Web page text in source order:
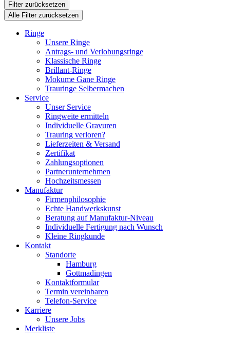
Filter zurücksetzen
Alle Filter zurücksetzen
Ringe
Unsere Ringe
Antrags- und Verlobungsringe
Klassische Ringe
Brillant-Ringe
Mokume Gane Ringe
Trauringe Selbermachen
Service
Unser Service
Ringweite ermitteln
Individuelle Gravuren
Trauring verloren?
Lieferzeiten & Versand
Zertifikat
Zahlungsoptionen
Partnerunternehmen
Hochzeitsmessen
Manufaktur
Firmenphilosophie
Echte Handwerkskunst
Beratung auf Manufaktur-Niveau
Individuelle Fertigung nach Wunsch
Kleine Ringkunde
Kontakt
Standorte
Hamburg
Gottmadingen
Kontaktformular
Termin vereinbaren
Telefon-Service
Karriere
Unsere Jobs
Merkliste